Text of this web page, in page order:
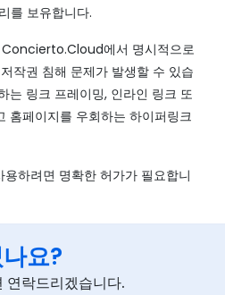
를 보유합니다.
Concierto.Cloud에서 명시적으로
작권 침해 문제가 발생할 수 있습
는 링크 프레이밍, 인라인 링크 또
홈페이지를 우회하는 하이퍼링크
하려면 명확한 허가가 필요합니
요?
연락드리겠습니다.